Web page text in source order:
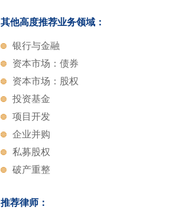
其他高度推荐业务领域：
银行与金融
资本市场：债券
资本市场：股权
投资基金
项目开发
企业并购
私募股权
破产重整
推荐律师：